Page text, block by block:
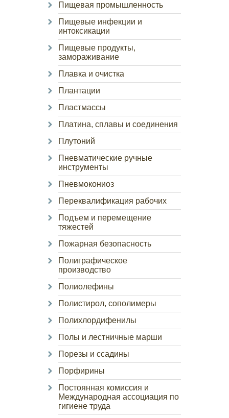
Пищевая промышленность
Пищевые инфекции и
интоксикации
Пищевые продукты,
замораживание
Плавка и очистка
Плантации
Пластмассы
Платина, сплавы и соединения
Плутоний
Пневматические ручные
инструменты
Пневмокониоз
Переквалификация рабочих
Подъем и перемещение
тяжестей
Пожарная безопасность
Полиграфическое
производство
Полиолефины
Полистирол, сополимеры
Полихлордифенилы
Полы и лестничные марши
Порезы и ссадины
Порфирины
Постоянная комиссия и
Международная ассоциация по
гигиене труда